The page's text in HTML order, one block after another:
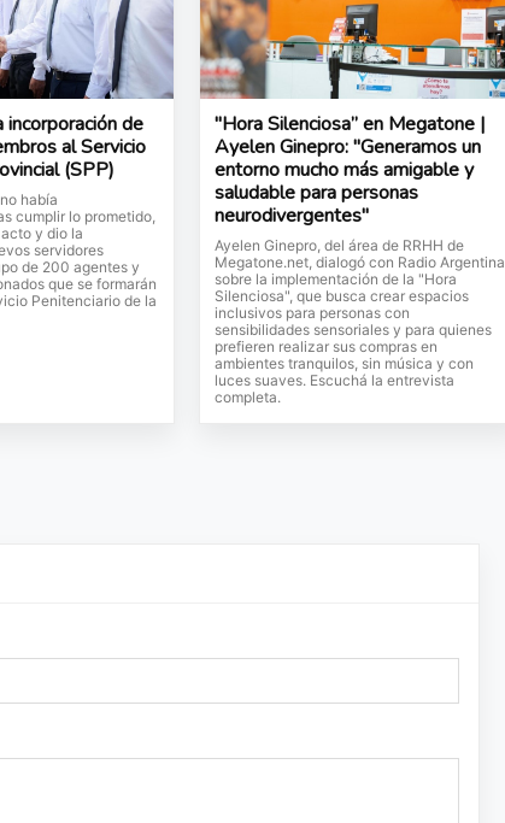
de
al Servicio
(SPP)
había
cumplir lo prometido,
y dio la
servidores
de 200 agentes y
que se formarán
Penitenciario de la
"Hora Silenciosa” en Megatone |
Ayelen Ginepro: "Generamos un
entorno mucho más amigable y
saludable para personas
neurodivergentes"
Ayelen Ginepro, del área de RRHH de
Megatone.net, dialogó con Radio Argentina
sobre la implementación de la "Hora
Silenciosa", que busca crear espacios
inclusivos para personas con
sensibilidades sensoriales y para quienes
prefieren realizar sus compras en
ambientes tranquilos, sin música y con
luces suaves. Escuchá la entrevista
completa.